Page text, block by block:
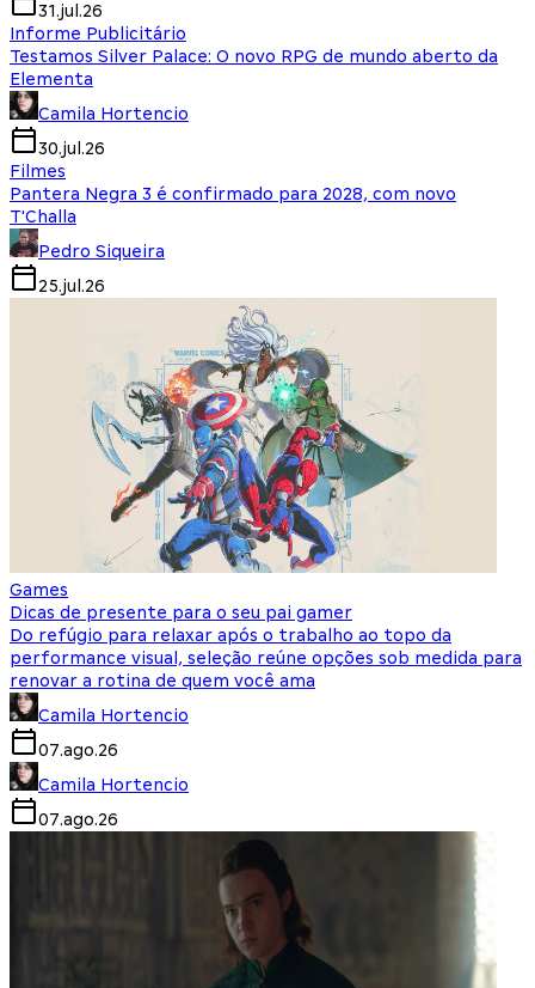
31.jul.26
Informe Publicitário
Testamos Silver Palace: O novo RPG de mundo aberto da
Elementa
Camila Hortencio
30.jul.26
Filmes
Pantera Negra 3 é confirmado para 2028, com novo
T'Challa
Pedro Siqueira
25.jul.26
Games
Dicas de presente para o seu pai gamer
Do refúgio para relaxar após o trabalho ao topo da
performance visual, seleção reúne opções sob medida para
renovar a rotina de quem você ama
Camila Hortencio
07.ago.26
Camila Hortencio
07.ago.26